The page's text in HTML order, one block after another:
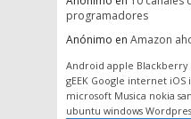
programadores
Anónimo en Amazon
Android apple Blackberry
gEEK Google internet iOS
microsoft Musica nokia
ubuntu windows